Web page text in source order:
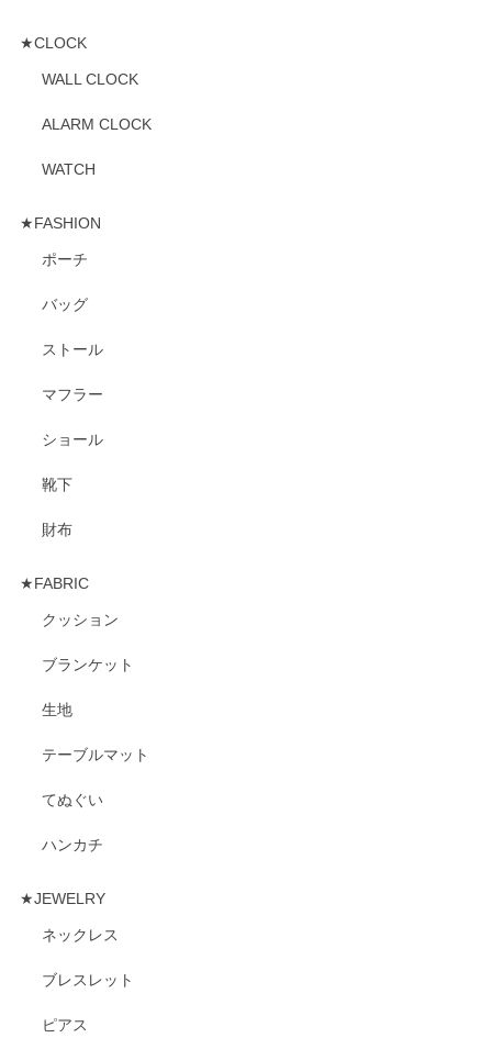
★CLOCK
WALL CLOCK
ALARM CLOCK
WATCH
★FASHION
ポーチ
バッグ
ストール
マフラー
ショール
靴下
財布
★FABRIC
クッション
ブランケット
生地
テーブルマット
てぬぐい
ハンカチ
★JEWELRY
ネックレス
ブレスレット
ピアス